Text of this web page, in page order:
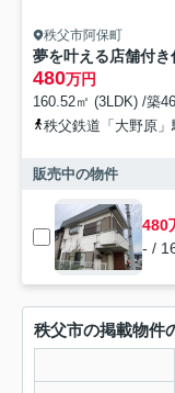
秩父市阿保町
夢を叶える店舗付
480万円
160.52㎡ (3LDK) /築
秩父鉄道「大野原
販売中の物件
480
- /
秩父市の掲載物件